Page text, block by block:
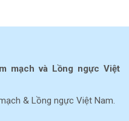
mạch và Lồng ngực Việt
& Lồng ngực Việt Nam.